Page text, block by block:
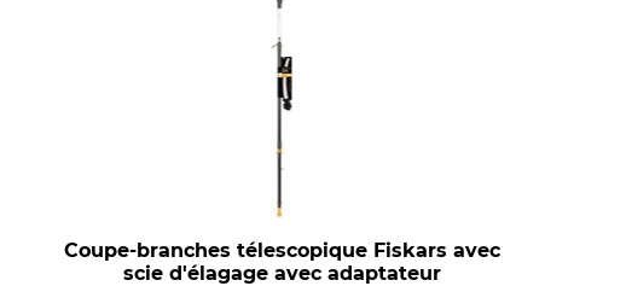
Coupe-branches télescopique Fiskars avec
scie d'élagage avec adaptateur